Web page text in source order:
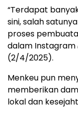
“Terdapat
sini, salah
proses
dalam Instagram
(2/4/2025).
Menkeu pun
memberikan
lokal dan